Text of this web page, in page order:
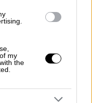
my
the
σαφών
και
Ε.Ι.Χ.,